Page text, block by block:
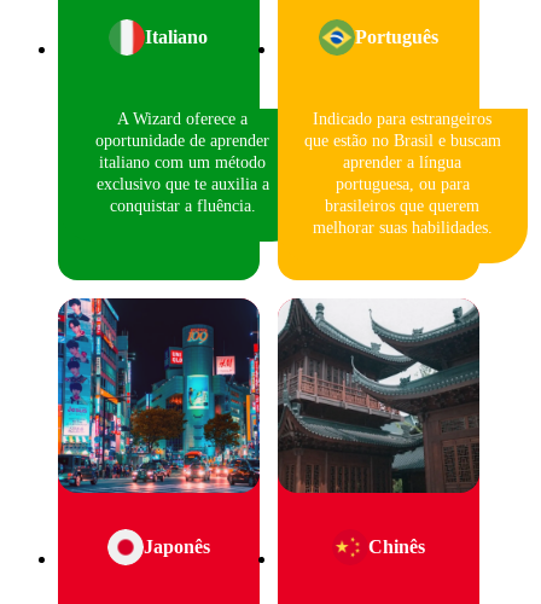
Italiano
A Wizard oferece a
oportunidade de aprender
italiano com um método
exclusivo que te auxilia a
conquistar a fluência.
Português
Indicado para estrangeiros
que estão no Brasil e buscam
aprender a língua
portuguesa, ou para
brasileiros que querem
melhorar suas habilidades.
Japonês Chinês